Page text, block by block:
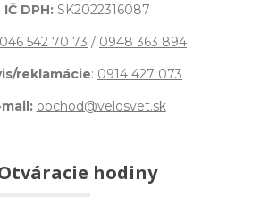
IČ DPH: SK2022316087
046 542 70 73 / 0948 363 894
reklamácie: 0914 427 073
mail: obchod@velosvet.sk
hodiny